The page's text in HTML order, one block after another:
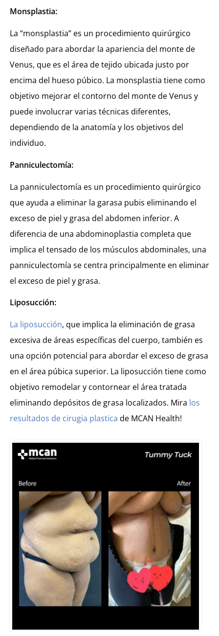
Monsplastia:
La “monsplastia” es un procedimiento quirúrgico
diseñado para abordar la apariencia del monte de
Venus, que es el área de tejido ubicada justo por
encima del hueso púbico. La monsplastia tiene como
objetivo mejorar el contorno del monte de Venus y
puede involucrar varias técnicas diferentes,
dependiendo de la anatomía y los objetivos del
individuo.
Panniculectomía:
La panniculectomía es un procedimiento quirúrgico
que ayuda a eliminar la garasa pubis eliminando el
exceso de piel y grasa del abdomen inferior. A
diferencia de una abdominoplastia completa que
implica el tensado de los músculos abdominales, una
panniculectomía se centra principalmente en eliminar
el exceso de piel y grasa.
Liposucción:
La liposucción, que implica la eliminación de grasa
excesiva de áreas específicas del cuerpo, también es
una opción potencial para abordar el exceso de grasa
en el área púbica superior. La liposucción tiene como
objetivo remodelar y contornear el área tratada
eliminando depósitos de grasa localizados. Mira los
resultados de cirugia plastica de MCAN Health!